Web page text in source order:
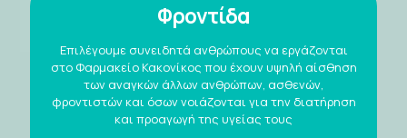
Φροντίδα
Eπιλέγουμε συνειδητά ανθρώπους να εργάζονται
στο Φαρμακείο Κακονίκος που έχουν υψηλή αίσθηση
των αναγκών άλλων ανθρώπων, ασθενών,
φροντιστών και όσων νοιάζονται για την διατήρηση
και προαγωγή της υγείας τους